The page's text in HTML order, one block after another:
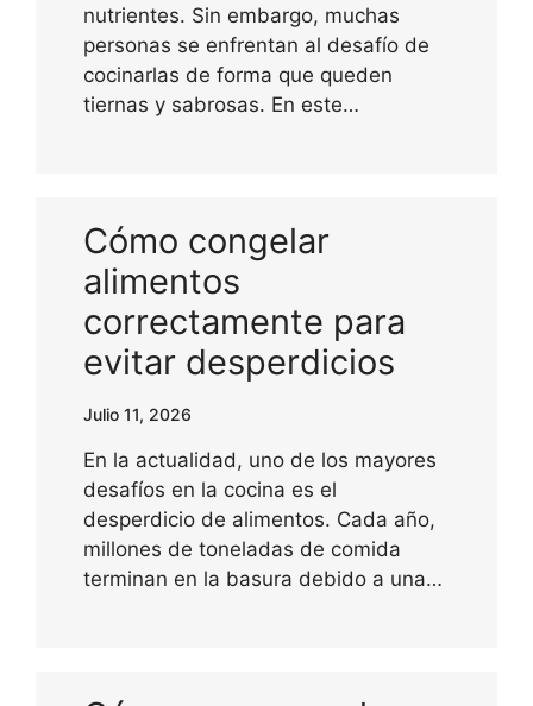
nutrientes. Sin embargo, muchas
personas se enfrentan al desafío de
cocinarlas de forma que queden
tiernas y sabrosas. En este…
Cómo congelar
alimentos
correctamente para
evitar desperdicios
Julio 11, 2026
En la actualidad, uno de los mayores
desafíos en la cocina es el
desperdicio de alimentos. Cada año,
millones de toneladas de comida
terminan en la basura debido a una…